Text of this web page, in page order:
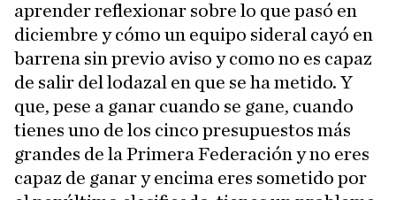
aprender reflexionar sobre lo que pasó en
diciembre y cómo un equipo sideral cayó en
barrena sin previo aviso y como no es capaz
de salir del lodazal en que se ha metido. Y
que, pese a ganar cuando se gane, cuando
tienes uno de los cinco presupuestos más
grandes de la Primera Federación y no eres
capaz de ganar y encima eres sometido por